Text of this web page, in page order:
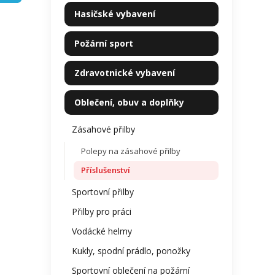
kategorie
Hasičské vybavení
Požární sport
Zdravotnické vybavení
Oblečení, obuv a doplňky
Zásahové přilby
Polepy na zásahové přilby
Příslušenství
Sportovní přilby
Přilby pro práci
Vodácké helmy
Kukly, spodní prádlo, ponožky
Sportovní oblečení na požární